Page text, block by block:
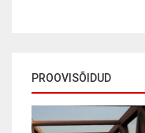
PROOVISÕIDUD